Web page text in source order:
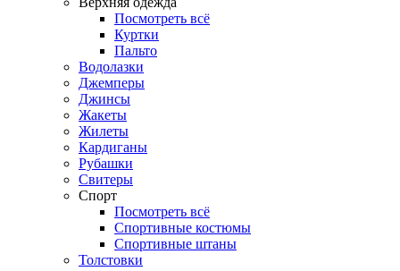
Посмотреть всё
Куртки
Пальто
Водолазки
Джемперы
Джинсы
Жакеты
Жилеты
Кардиганы
Рубашки
Свитеры
Спорт
Посмотреть всё
Спортивные костюмы
Спортивные штаны
Толстовки